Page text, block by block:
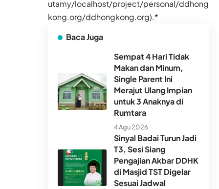
utamy/localhost/project/personal/ddhong
kong.org/ddhongkong.org).*
Baca Juga
Sempat 4 Hari Tidak
Makan dan Minum,
Single Parent Ini
Merajut Ulang Impian
untuk 3 Anaknya di
Rumtara
4 Agu 2026
Sinyal Badai Turun Jadi
T3, Sesi Siang
Pengajian Akbar DDHK
di Masjid TST Digelar
Sesuai Jadwal